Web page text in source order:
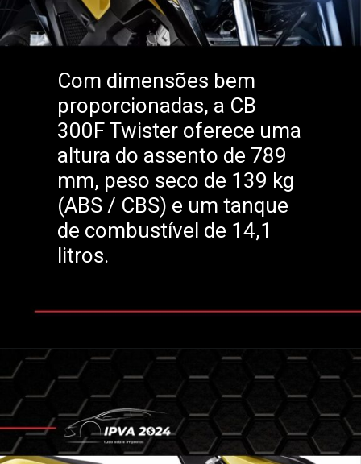
Com dimensões bem
proporcionadas, a CB
300F Twister oferece uma
altura do assento de 789
mm, peso seco de 139 kg
(ABS / CBS) e um tanque
de combustível de 14,1
litros.